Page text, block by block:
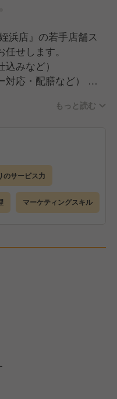
浜店』の若手店舗ス
せします。
込みなど）
対応・配膳など）
環境を用意。
、さらなるキャリアア
がら、店長やマネージ
ャリアアップを目指し
もっと読む
のサービス力
マーケティングスキル